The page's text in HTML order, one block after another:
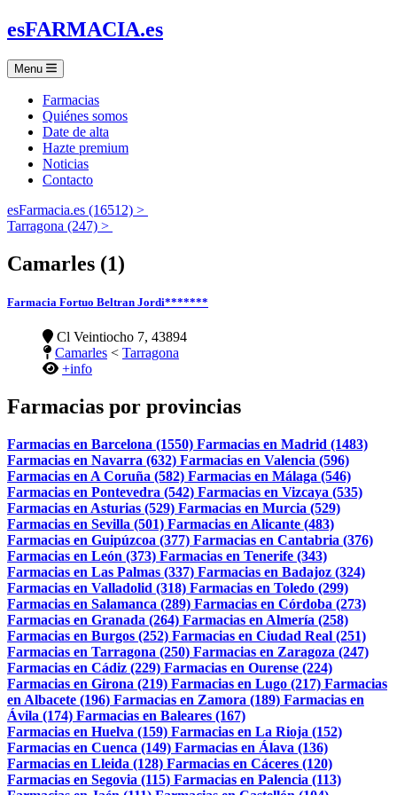
esFARMACIA.es
Menu
Farmacias
Quiénes somos
Date de alta
Hazte premium
Noticias
Contacto
esFarmacia.es (16512) >
Tarragona (247) >
Camarles (1)
Farmacia Fortuo Beltran Jordi*******
Cl Veintiocho 7, 43894
Camarles < Tarragona
+info
Farmacias por provincias
Farmacias en Barcelona (1550) Farmacias en Madrid (1483)
Farmacias en Navarra (632) Farmacias en Valencia (596)
Farmacias en A Coruña (582) Farmacias en Málaga (546)
Farmacias en Pontevedra (542) Farmacias en Vizcaya (535)
Farmacias en Asturias (529) Farmacias en Murcia (529)
Farmacias en Sevilla (501) Farmacias en Alicante (483)
Farmacias en Guipúzcoa (377) Farmacias en Cantabria (376)
Farmacias en León (373) Farmacias en Tenerife (343)
Farmacias en Las Palmas (337) Farmacias en Badajoz (324)
Farmacias en Valladolid (318) Farmacias en Toledo (299)
Farmacias en Salamanca (289) Farmacias en Córdoba (273)
Farmacias en Granada (264) Farmacias en Almería (258)
Farmacias en Burgos (252) Farmacias en Ciudad Real (251)
Farmacias en Tarragona (250) Farmacias en Zaragoza (247)
Farmacias en Cádiz (229) Farmacias en Ourense (224)
Farmacias en Girona (219) Farmacias en Lugo (217) Farmacias
en Albacete (196) Farmacias en Zamora (189) Farmacias en
Ávila (174) Farmacias en Baleares (167)
Farmacias en Huelva (159) Farmacias en La Rioja (152)
Farmacias en Cuenca (149) Farmacias en Álava (136)
Farmacias en Lleida (128) Farmacias en Cáceres (120)
Farmacias en Segovia (115) Farmacias en Palencia (113)